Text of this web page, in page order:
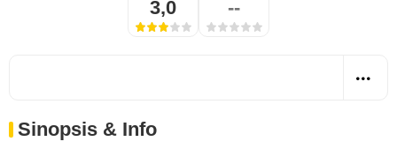
3,0 --
Sinopsis & Info